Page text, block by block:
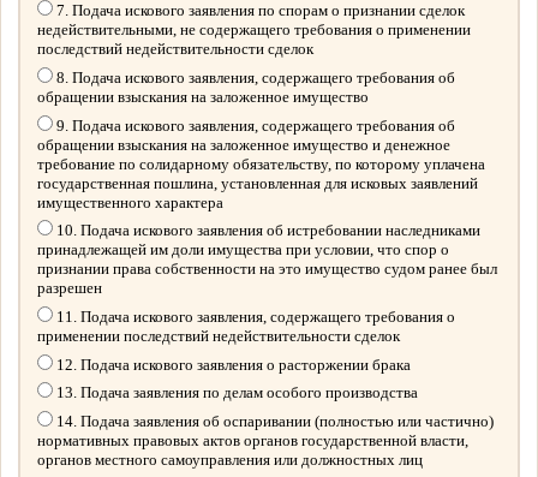
7. Подача искового заявления по спорам о признании сделок
недействительными, не содержащего требования о применении
последствий недействительности сделок
8. Подача искового заявления, содержащего требования об
обращении взыскания на заложенное имущество
9. Подача искового заявления, содержащего требования об
обращении взыскания на заложенное имущество и денежное
требование по солидарному обязательству, по которому уплачена
государственная пошлина, установленная для исковых заявлений
имущественного характера
10. Подача искового заявления об истребовании наследниками
принадлежащей им доли имущества при условии, что спор о
признании права собственности на это имущество судом ранее был
разрешен
11. Подача искового заявления, содержащего требования о
применении последствий недействительности сделок
12. Подача искового заявления о расторжении брака
13. Подача заявления по делам особого производства
14. Подача заявления об оспаривании (полностью или частично)
нормативных правовых актов органов государственной власти,
органов местного самоуправления или должностных лиц